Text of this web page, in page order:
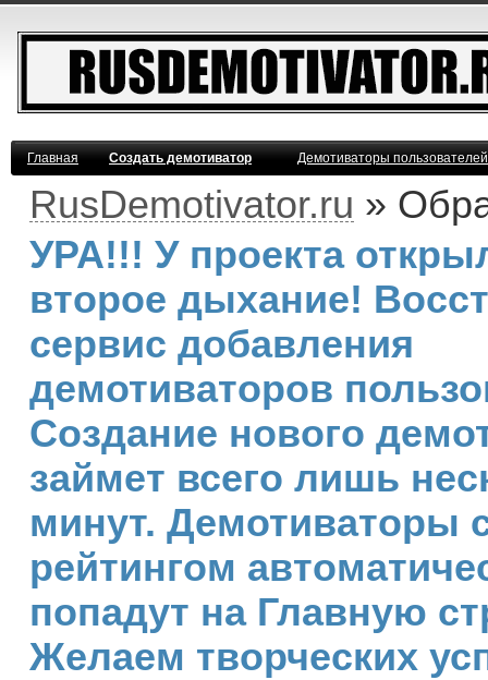
Главная Создать демотиватор Демотиваторы
RusDemotivator.ru »
УРА!!! У проекта
второе дыхание!
сервис добавления
демотиваторов
Создание нового
займет всего лишь
минут. Демотиваторы
рейтингом
попадут на Главную
Желаем творческих